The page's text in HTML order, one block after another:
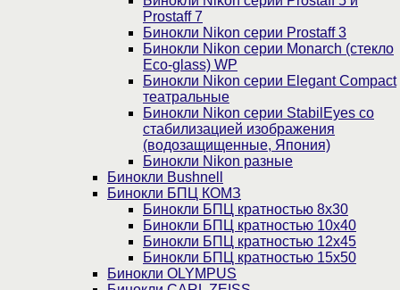
Prostaff 7
Бинокли Nikon серии Prostaff 3
Бинокли Nikon серии Monarch (стекло
Eco-glass) WP
Бинокли Nikon серии Elegant Compact
театральные
Бинокли Nikon серии StabilEyes со
стабилизацией изображения
(водозащищенные, Япония)
Бинокли Nikon разные
Бинокли Bushnell
Бинокли БПЦ КОМЗ
Бинокли БПЦ кратностью 8х30
Бинокли БПЦ кратностью 10х40
Бинокли БПЦ кратностью 12х45
Бинокли БПЦ кратностью 15х50
Бинокли OLYMPUS